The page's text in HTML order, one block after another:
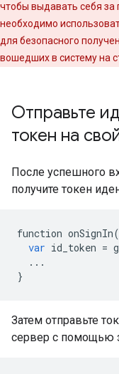
чтобы выдавать себя за
необходимо
для безопасного
вошедших в систему на
Отправьте
токен на
После успешного
получите токен
function onSignIn(
var id_token =
...
}
Затем отправьте
сервер с помощью